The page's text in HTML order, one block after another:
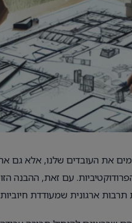
את העובדים שלנו, אלא גם
עם זאת, ההבנה
תרבות ארגונית שמעודדת